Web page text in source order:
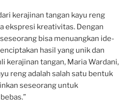
kerajinan tangan kayu reng
ekspresi kreativitas. Dengan
bisa menuangkan ide-
hasil yang unik dan
kerajinan tangan, Maria Wardani,
reng adalah salah satu bentuk
seseorang untuk